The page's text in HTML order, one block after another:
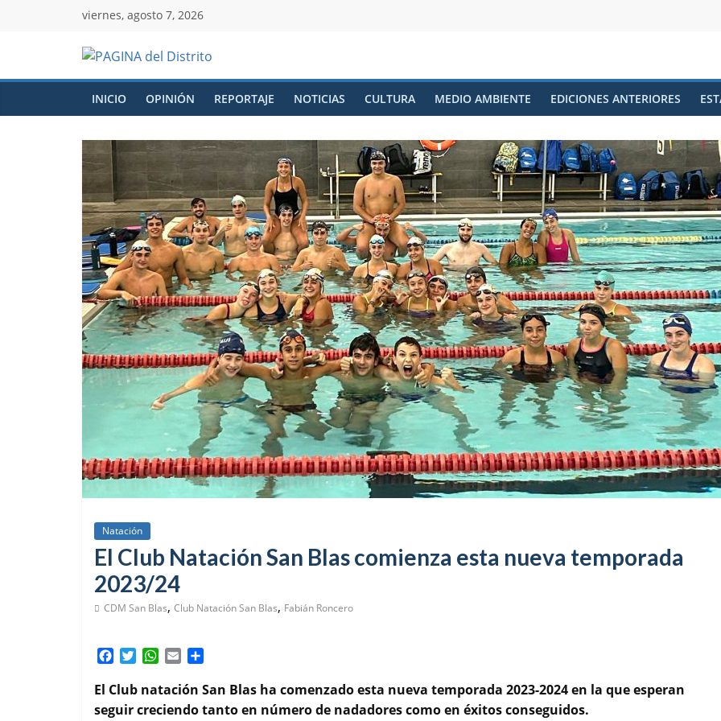
viernes, agosto 7, 2026
INICIO OPINIÓN REPORTAJE NOTICIAS CULTURA MEDIO AMBIENTE EDICIONES ANTERIORES
Natación
El Club Natación San Blas comienza esta nueva temporada
2023/24
CDM San Blas, Club Natación San Blas, Fabián Roncero
c
e
i
t
W
a
t
a
i
m
p
El Club natación San Blas ha comenzado esta nueva temporada 2023-2024 en la que esperan
seguir creciendo tanto en número de nadadores como en éxitos conseguidos.